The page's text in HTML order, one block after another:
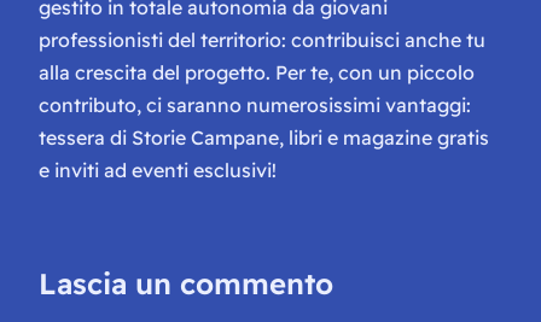
gestito in totale autonomia da giovani
professionisti del territorio: contribuisci anche tu
alla crescita del progetto. Per te, con un piccolo
contributo, ci saranno numerosissimi vantaggi:
tessera di Storie Campane, libri e magazine gratis
e inviti ad eventi esclusivi!
Lascia un commento